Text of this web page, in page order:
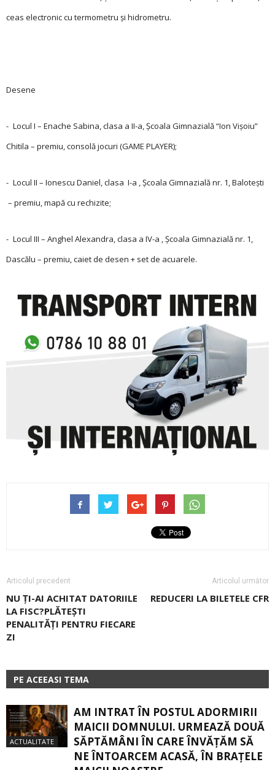
ceas electronic cu termometru și hidrometru.
Desene
- Locul I – Enache Sabina, clasa a II-a, Şcoala Gimnazială “Ion Vișoiu”
Chitila – premiu, consolă jocuri (GAME PLAYER);
- Locul II – Ionescu Daniel, clasa I-a , Şcoala Gimnazială nr. 1, Balotești
– premiu, mapă cu rechizite;
- Locul III – Anghel Alexandra, clasa a IV-a , Şcoala Gimnazială nr. 1,
Dascălu – premiu, caiet de desen + set de acuarele.
Articolul precedent
NU ŢI-AI ACHITAT DATORIILE
LA FISC?PLĂTEȘTI
PENALITĂȚI PENTRU FIECARE
ZI
Articolul următor
REDUCERI LA BILETELE CFR
PE ACEEASI TEMA
ACTUALITATE
AM INTRAT ÎN POSTUL ADORMIRII
MAICII DOMNULUI. URMEAZĂ DOUĂ
SĂPTĂMÂNI ÎN CARE ÎNVĂŢĂM SĂ
NE ÎNTOARCEM ACASĂ, ÎN BRAŢELE